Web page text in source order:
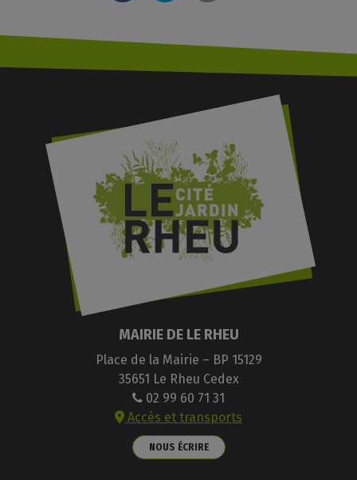
MAIRIE DE LE RHEU
Place de la Mairie – BP 15129
35651 Le Rheu Cedex
02 99 60 71 31
Accès et transports
NOUS ÉCRIRE